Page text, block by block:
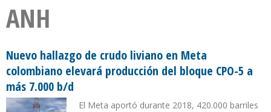
ANH
Nuevo hallazgo de crudo liviano en Meta
colombiano elevará producción del bloque CPO-5 a
más 7.000 b/d
El Meta aportó durante 2018, 420.000 barriles